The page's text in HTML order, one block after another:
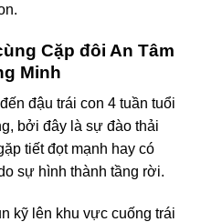
Cặp đôi An Tâm
Minh
đậu trái con 4 tuần tuổi
bởi đây là sự đào thải
tiết đọt mạnh hay có
sự hình thành tầng rời.
kỹ lên khu vực cuống trái